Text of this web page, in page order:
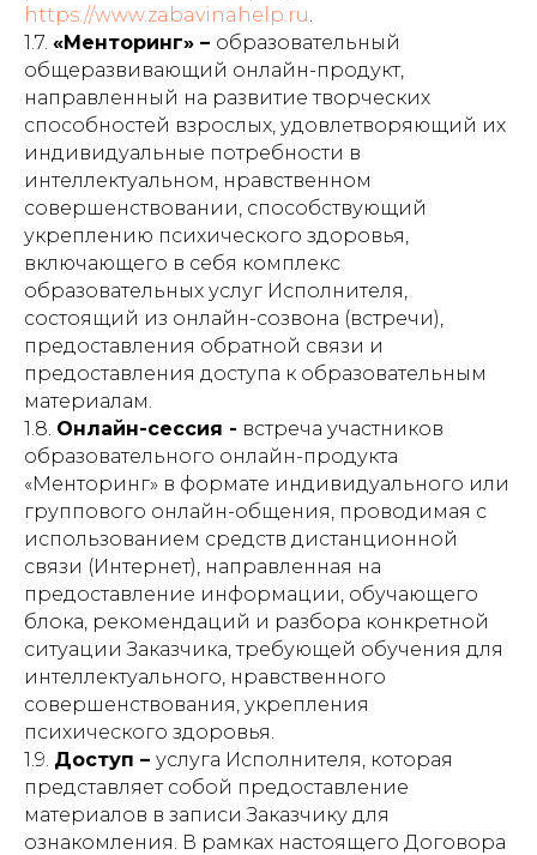
https://www.zabavinahelp.ru.
1.7. «Менторинг» – образовательный
общеразвивающий онлайн-продукт,
направленный на развитие творческих
способностей взрослых, удовлетворяющий их
индивидуальные потребности в
интеллектуальном, нравственном
совершенствовании, способствующий
укреплению психического здоровья,
включающего в себя комплекс
образовательных услуг Исполнителя,
состоящий из онлайн-созвона (встречи),
предоставления обратной связи и
предоставления доступа к образовательным
материалам.
1.8. Онлайн-сессия - встреча участников
образовательного онлайн-продукта
«Менторинг» в формате индивидуального или
группового онлайн-общения, проводимая с
использованием средств дистанционной
связи (Интернет), направленная на
предоставление информации, обучающего
блока, рекомендаций и разбора конкретной
ситуации Заказчика, требующей обучения для
интеллектуального, нравственного
совершенствования, укрепления
психического здоровья.
1.9. Доступ – услуга Исполнителя, которая
представляет собой предоставление
материалов в записи Заказчику для
ознакомления. В рамках настоящего Договора